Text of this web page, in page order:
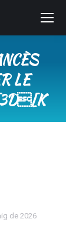
LE
de 2026